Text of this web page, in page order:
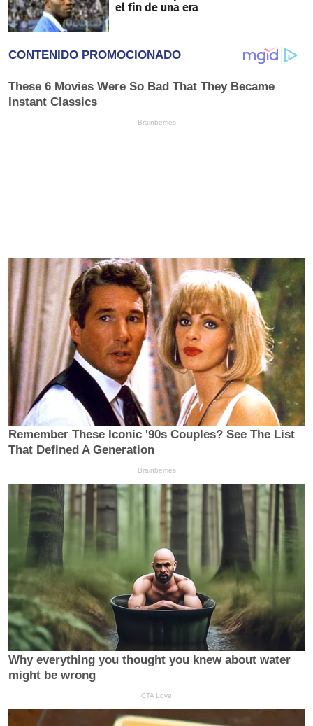
el fin de una era